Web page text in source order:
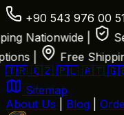
+90 543 976 00
Nationwide |
|
Free Shipping
🇹🇷 🇨🇿 🇵🇱 🇦🇹
Sitemap
About Us
Blog